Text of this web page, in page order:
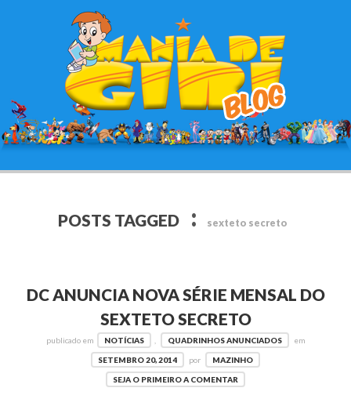
POSTS TAGGED : sexteto secreto
DC ANUNCIA NOVA SÉRIE MENSAL DO
SEXTETO SECRETO
publicado em NOTÍCIAS QUADRINHOS ANUNCIADOS em
SETEMBRO 20, 2014 por MAZINHO
SEJA O PRIMEIRO A COMENTAR